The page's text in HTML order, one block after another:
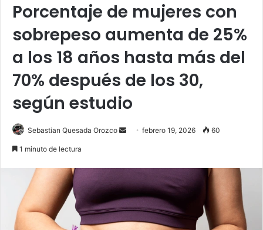
Porcentaje de mujeres con
sobrepeso aumenta de 25%
a los 18 años hasta más del
70% después de los 30,
según estudio
Sebastian Quesada Orozco
Sendfebrero 19, 2026 60
1 minuto de lectura